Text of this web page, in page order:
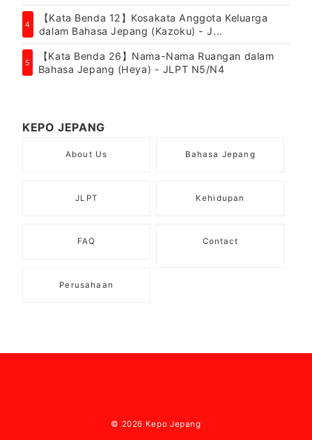
4
【Kata Benda 12】Kosakata Anggota Keluarga
dalam Bahasa Jepang (Kazoku) - J...
5
【Kata Benda 26】Nama-Nama Ruangan dalam
Bahasa Jepang (Heya) - JLPT N5/N4
KEPO JEPANG
About Us Bahasa Jepang
JLPT Kehidupan
FAQ Contact
Perusahaan
© 2026 Kepo Jepang